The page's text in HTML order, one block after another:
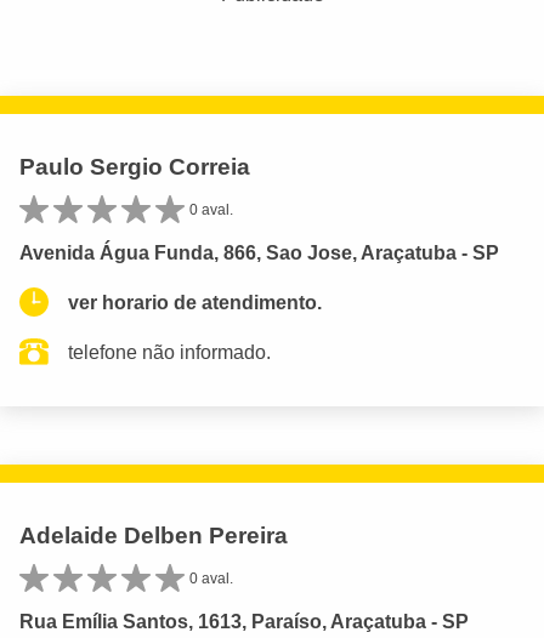
Paulo Sergio Correia
0 aval.
Avenida Água Funda, 866, Sao Jose, Araçatuba - SP
ver horario de atendimento.
telefone não informado.
Adelaide Delben Pereira
0 aval.
Rua Emília Santos, 1613, Paraíso, Araçatuba - SP